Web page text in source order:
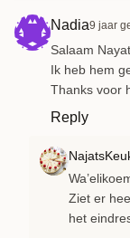
Nadia9 jaar
Salaam Nayat
Ik heb hem
Thanks voor
Reply
Ziet er
het